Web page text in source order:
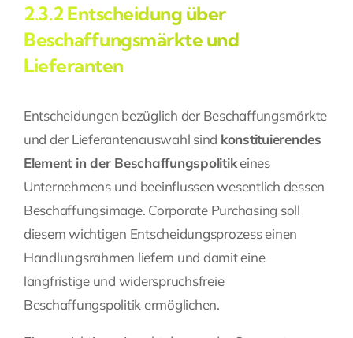
2.3.2 Entscheidung über
Beschaffungsmärkte und
Lieferanten
Entscheidungen bezüglich der Beschaffungsmärkte
und der Lieferantenauswahl sind konstituierendes
Element in der Beschaffungspolitikeines
Unternehmens und beeinflussen wesentlich dessen
Beschaffungsimage. Corporate Purchasing soll
diesem wichtigen Entscheidungsprozess einen
Handlungsrahmen liefern und damit eine
langfristige und widerspruchsfreie
Beschaffungspolitik ermöglichen.